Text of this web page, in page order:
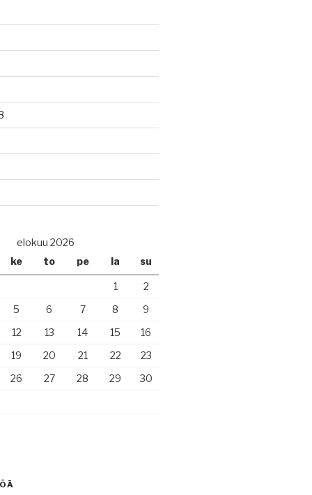
elokuu 2026
ke to pe la su
1
2
5 6 7 8
9
12 13 14 15
16
19 20 21 22
23
26 27 28 29
30